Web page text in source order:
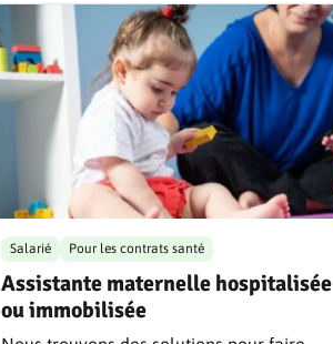
Assistante maternelle hospitalisée
ou immobilisée
Salarié Pour les contrats santé